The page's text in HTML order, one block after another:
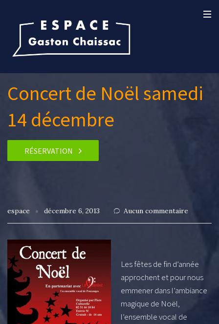
Concert de Noël samedi
14 décembre
RÉSERVATION
espace décembre 6, 2013 Aucun commentaire
Les fêtes de fin d’année
approchent et pour nous
emmener dans l’ambiance
magique de Noël,
l’ensemble vocal de